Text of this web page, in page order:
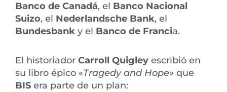
Banco de Canadá, el Banco Nacional
Suizo, el Nederlandsche Bank, el
Bundesbank y el Banco de Francia.
El historiador Carroll Quigley escribió en
su libro épico «Tragedy and Hope» que
BIS era parte de un plan: